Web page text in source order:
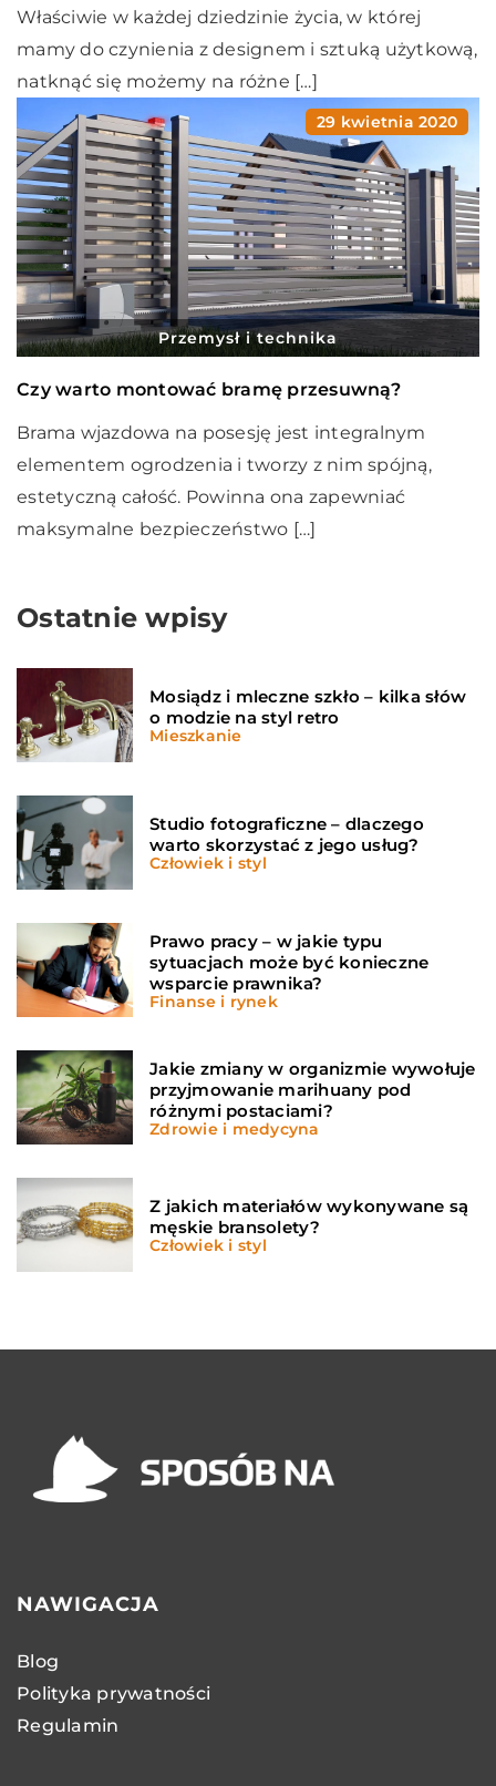
Właściwie w każdej dziedzinie życia, w której
mamy do czynienia z designem i sztuką użytkową,
natknąć się możemy na różne […]
29 kwietnia 2020
Przemysł i technika
Czy warto montować bramę przesuwną?
Brama wjazdowa na posesję jest integralnym
elementem ogrodzenia i tworzy z nim spójną,
estetyczną całość. Powinna ona zapewniać
maksymalne bezpieczeństwo […]
Ostatnie wpisy
Mosiądz i mleczne szkło – kilka słów
o modzie na styl retro
Mieszkanie
Studio fotograficzne – dlaczego
warto skorzystać z jego usług?
Człowiek i styl
Prawo pracy – w jakie typu
sytuacjach może być konieczne
wsparcie prawnika?
Finanse i rynek
Jakie zmiany w organizmie wywołuje
przyjmowanie marihuany pod
różnymi postaciami?
Zdrowie i medycyna
Z jakich materiałów wykonywane są
męskie bransolety?
Człowiek i styl
NAWIGACJA
Blog
Polityka prywatności
Regulamin